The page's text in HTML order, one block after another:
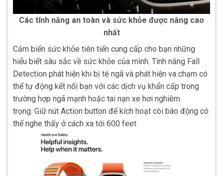
Các tính năng an toàn và sức khỏe được nâng cao
nhất
Cảm biến sức khỏe tiên tiến cung cấp cho bạn những
hiểu biết sâu sắc về sức khỏe của mình. Tính năng Fall
Detection phát hiện khi bị té ngã và phát hiện va chạm có
thể tự động kết nối bạn với các dịch vụ khẩn cấp trong
trường hợp ngã mạnh hoặc tai nạn xe hơi nghiêm
trọng. Giữ nút Action button để kích hoạt còi báo động có
thể nghe thấy ở cách xa tới 600 feet